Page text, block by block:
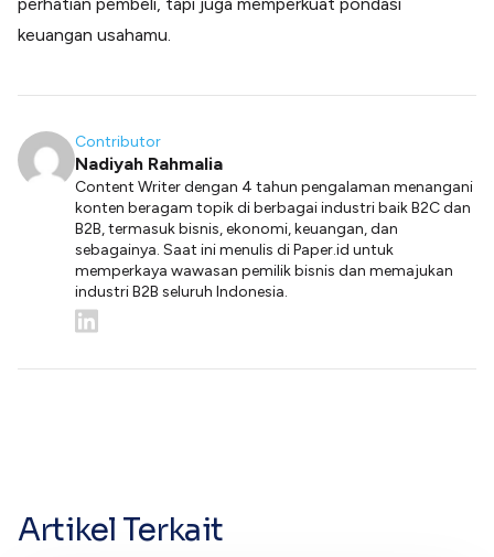
keuangan usahamu.
Contributor
Nadiyah Rahmalia
Content Writer dengan 4 tahun pengalaman menangani
konten beragam topik di berbagai industri baik B2C dan
B2B, termasuk bisnis, ekonomi, keuangan, dan
sebagainya. Saat ini menulis di Paper.id untuk
memperkaya wawasan pemilik bisnis dan memajukan
industri B2B seluruh Indonesia.
Artikel Terkait